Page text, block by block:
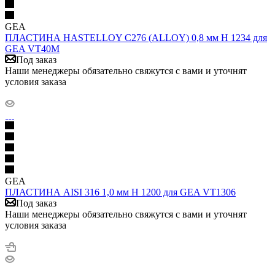
GEA
ПЛАСТИНА HASTELLOY C276 (ALLOY) 0,8 мм H 1234 для
GEA VT40M
Под заказ
Наши менеджеры обязательно свяжутся с вами и уточнят
условия заказа
GEA
ПЛАСТИНА AISI 316 1,0 мм H 1200 для GEA VT1306
Под заказ
Наши менеджеры обязательно свяжутся с вами и уточнят
условия заказа